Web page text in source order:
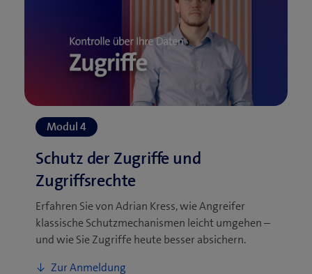
Erfahren Sie von Adrian Kress, wie Angreifer
klassische Schutzmechanismen leicht umgehen –
und wie Sie Zugriffe heute besser absichern.